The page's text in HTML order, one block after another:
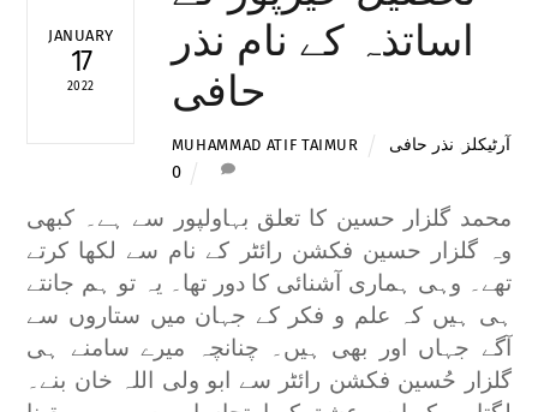
JANUARY
17
2022
اساتذہ کے نام نذر
حافی
MUHAMMAD ATIF TAIMUR آرٹیکلز
نذر حافی
0
محمد گلزار حسین کا تعلق بہاولپور سے ہے۔ کبھی
وہ گلزار حسین فکشن رائٹر کے نام سے لکھا کرتے
تھے۔ وہی ہماری آشنائی کا دور تھا۔ یہ تو ہم جانتے
ہی ہیں کہ علم و فکر کے جہان میں ستاروں سے
آگے جہاں اور بھی ہیں۔ چنانچہ میرے سامنے ہی
گلزار حُسین فکشن رائٹر سے ابو ولی اللہ خان بنے۔